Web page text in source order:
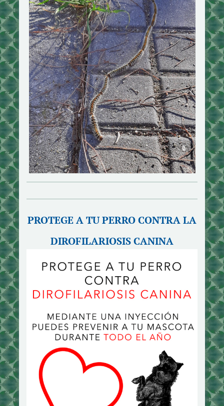
PROTEGE A TU PERRO CONTRA LA
DIROFILARIOSIS CANINA